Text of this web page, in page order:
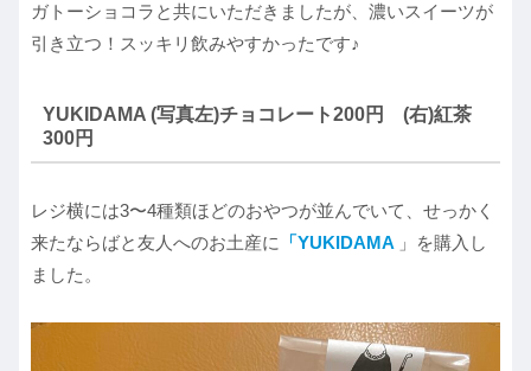
ガトーショコラと共にいただきましたが、濃いスイーツが
引き立つ！スッキリ飲みやすかったです♪
YUKIDAMA (写真左)チョコレート200円 (右)紅茶
300円
レジ横には3〜4種類ほどのおやつが並んでいて、せっかく
来たならばと友人へのお土産に
「YUKIDAMA 」を購入し
ました。